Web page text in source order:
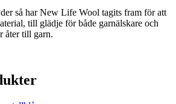
så har New Life Wool tagits fram för att
till glädje för både garnälskare och
åter till garn.